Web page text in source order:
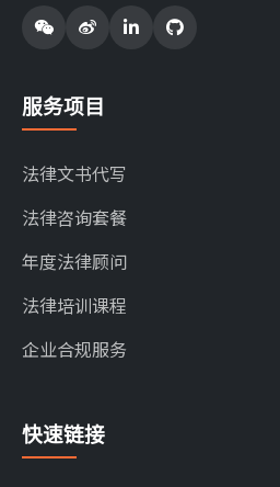
服务项目
法律文书代写
法律咨询套餐
年度法律顾问
法律培训课程
企业合规服务
快速链接